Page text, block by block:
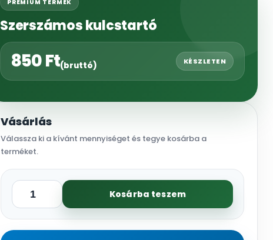
PRÉMIUM TERMÉK
Szerszámos kulcstartó
850Ft(bruttó) KÉSZLETEN
Vásárlás
Válassza ki a kívánt mennyiséget és tegye kosárba a
terméket.
Szerszámos
mennyiség
Kosárba teszem